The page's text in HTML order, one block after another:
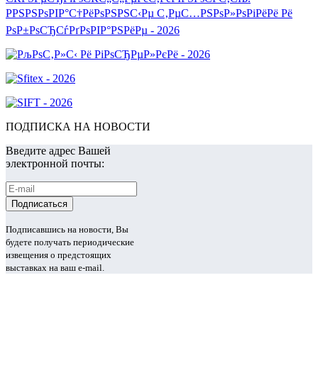
ПОДПИСКА НА НОВОСТИ
Введите адрес Вашей
электронной почты:
Подписавшись на новости, Вы
будете получать периодические
извещения о предстоящих
выставках на ваш e-mail.